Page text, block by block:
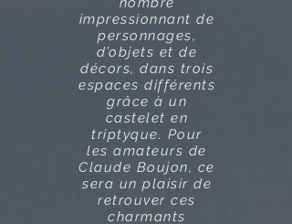
impressionnant de
personnages,
d’objets et de
décors, dans trois
espaces différents
grâce à un
castelet en
triptyque. Pour
les amateurs de
Claude Boujon, ce
sera un plaisir de
retrouver ces
charmants